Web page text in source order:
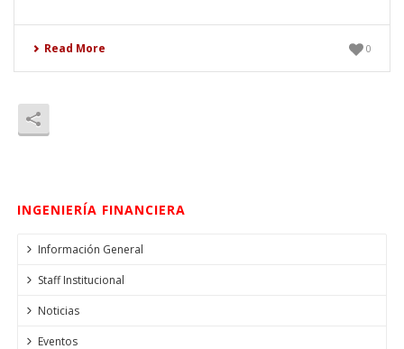
Read More 0
INGENIERÍA FINANCIERA
Información General
Staff Institucional
Noticias
Eventos